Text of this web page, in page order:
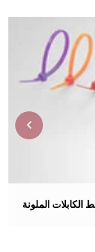
الكابلات الملونة